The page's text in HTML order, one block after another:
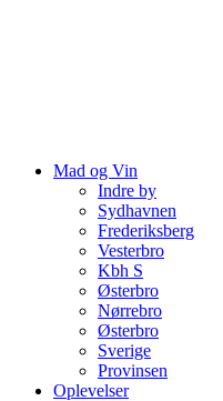
Mad og Vin
Indre by
Sydhavnen
Frederiksberg
Vesterbro
Kbh S
Østerbro
Nørrebro
Østerbro
Sverige
Provinsen
Oplevelser